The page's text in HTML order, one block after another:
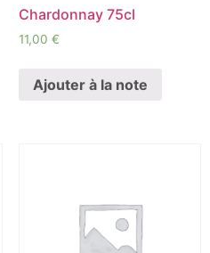
Chardonnay 75cl
11,00 €
Ajouter à la note